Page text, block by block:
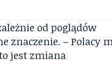
od poglądów
znaczenie. – Polacy
jest zmiana